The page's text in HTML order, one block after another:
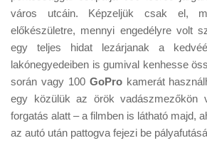
Tanácsok
Érdekességek
Helyszíni Riport
E-BB
város utcáin. Képzeljük csak el,
előkészületre, mennyi engedélyre volt
egy teljes hidat lezárjanak a
lakónegyedeiben is gumival kenhesse
során vagy 100 GoProkamerát
egy közülük az örök vadászmezőkön
forgatás alatt – a filmben is látható majd,
az autó után pattogva fejezi be